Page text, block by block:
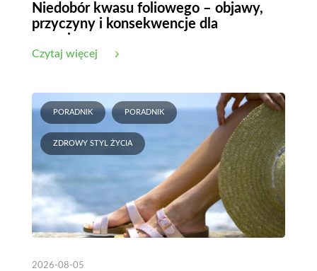
Niedobór kwasu foliowego – objawy,
przyczyny i konsekwencje dla
organizmu
Czytaj więcej
PORADNIK PORADNIK
ZDROWY STYL ŻYCIA
2026-08-05